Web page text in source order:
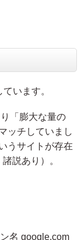
います。
「膨大な量の
ッチしていまし
うサイトが存在
説あり）。
名 google.com